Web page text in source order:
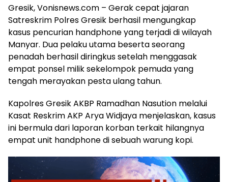
Gresik, Vonisnews.com – Gerak cepat jajaran
Satreskrim Polres Gresik berhasil mengungkap
kasus pencurian handphone yang terjadi di wilayah
Manyar. Dua pelaku utama beserta seorang
penadah berhasil diringkus setelah menggasak
empat ponsel milik sekelompok pemuda yang
tengah merayakan pesta ulang tahun.
Kapolres Gresik AKBP Ramadhan Nasution melalui
Kasat Reskrim AKP Arya Widjaya menjelaskan, kasus
ini bermula dari laporan korban terkait hilangnya
empat unit handphone di sebuah warung kopi.